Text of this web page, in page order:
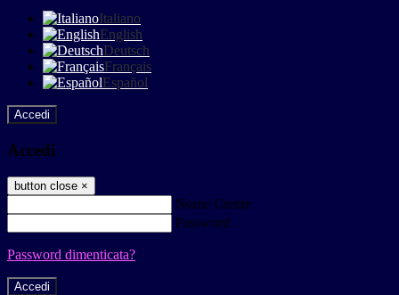
Italiano
English
Deutsch
Français
Español
Accedi
Accedi
button close ×
Nome Utente
Password
Password dimenticata?